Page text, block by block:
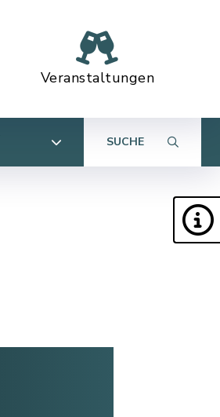
Veranstaltungen
SUCHE